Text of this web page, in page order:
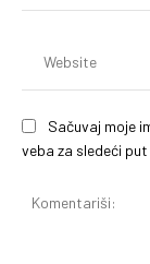
Sačuvaj moje
veba za sledeći